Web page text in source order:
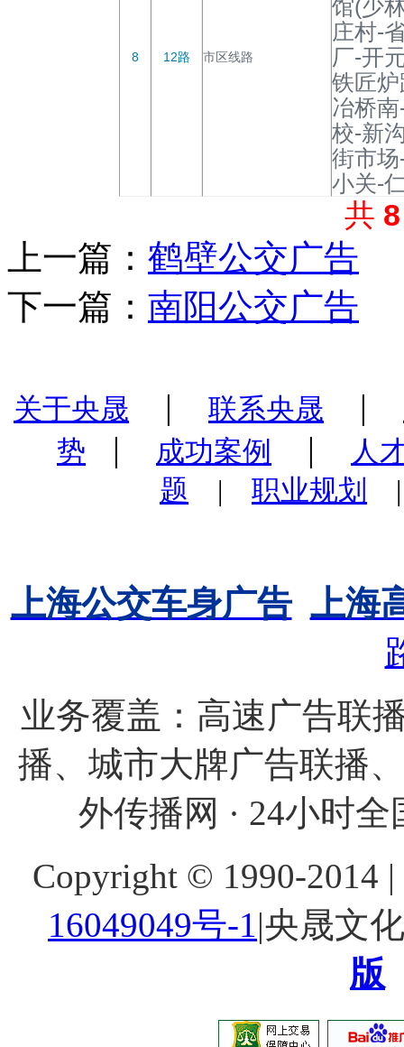
8 12路 市区线路
馆(少
庄村-
厂-开
铁匠
冶桥
校-新
街市
小关-
共
上一篇： 鹤壁公交广告
下一篇： 南阳公交广告
关于央晟 | 联系央晟 |
势
| 成功案例 |
人
题 | 职业规划
上海公交车身广告 上海
业务覆盖：高速广告联
播、城市大牌广告联播
外传播网 · 24小时
Copyright © 1990-2014
16049049号-1|央晟文
版